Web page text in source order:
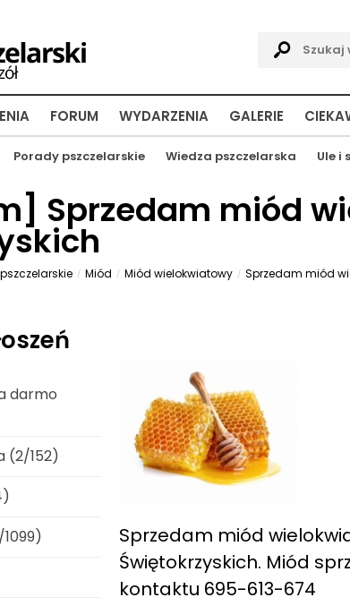
Porady pszczelarskie Wiedza pszczelarska Ule i
FORUM WYDARZENIA GALERIE
] Sprzedam miód
Miód Miód wielokwiatowy
Sprzedam miód
Świętokrzyskich. Miód
kontaktu 695-613-674
darmo
(2/152)